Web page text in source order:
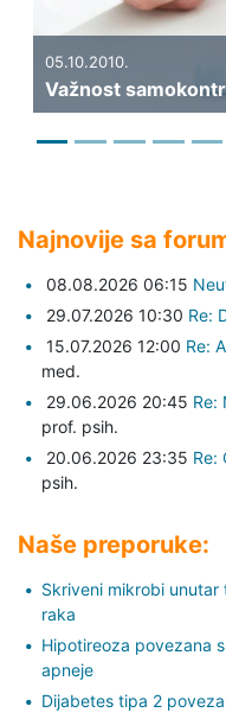
glukoze u
Previous
Najnovije sa
08.08.2026 06:15
29.07.2026 10:30 Re:
15.07.2026 12:00 Re:
med.
29.06.2026 20:45 Re:
prof. psih.
20.06.2026 23:35 Re:
psih.
Naše preporuke:
Skriveni mikrobi unutar
raka
Hipotireoza povezana
apneje
Dijabetes tipa 2